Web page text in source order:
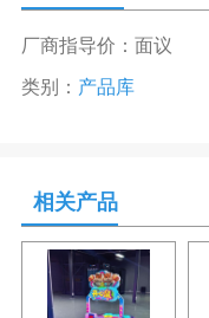
厂商指导价：面议
类别： 产品库
相关产品